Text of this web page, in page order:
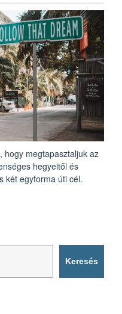
hogy megtapasztaljuk az
hegyeitől és
két egyforma úti cél.
Keresés